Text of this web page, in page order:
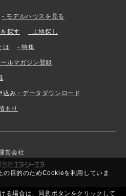
の目的のためCookieを利用していま
る場合は、同意ボタンをクリックして
モデルハウスを見る
探す 土地探し
は 特集
ールマガジン登録
込み・データダウンロード
もり
営会社